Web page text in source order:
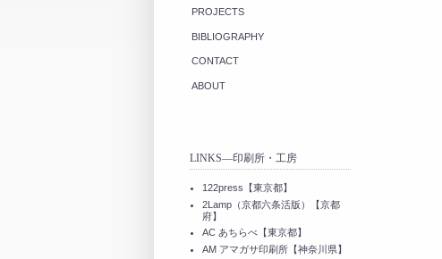
PROJECTS
BIBLIOGRAPHY
CONTACT
ABOUT
LINKS—印刷所・工房
122press【東京都】
2Lamp（京都六条活版）【京都
府】
AC あちらべ【東京都】
AM アマガサ印刷所【神奈川県】